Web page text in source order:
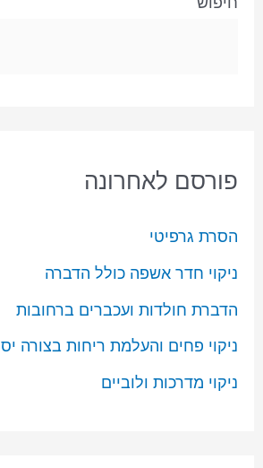
פורסם לאחרונה
הסרת גרפיטי
ניקוי חדר אשפה כולל הדברה
הדברת חולדות ועכברים ברחובות
ניקוי פחים והעלמת ריחות בצורה
ניקוי מדרכות ולוביים